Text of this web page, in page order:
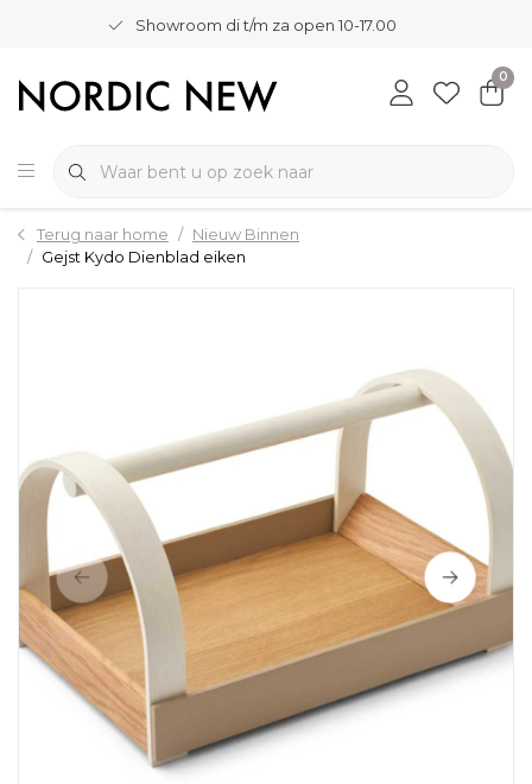
Showroom di t/m za open 10-17.00
0
Terug naar home
Nieuw Binnen
Gejst Kydo Dienblad eiken